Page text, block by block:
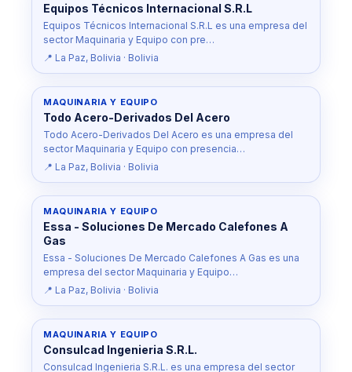
Equipos Técnicos Internacional S.R.L
Equipos Técnicos Internacional S.R.L es una empresa del
sector Maquinaria y Equipo con pre…
📍 La Paz, Bolivia · Bolivia
MAQUINARIA Y EQUIPO
Todo Acero-Derivados Del Acero
Todo Acero-Derivados Del Acero es una empresa del
sector Maquinaria y Equipo con presencia…
📍 La Paz, Bolivia · Bolivia
MAQUINARIA Y EQUIPO
Essa - Soluciones De Mercado Calefones A
Gas
Essa - Soluciones De Mercado Calefones A Gas es una
empresa del sector Maquinaria y Equipo…
📍 La Paz, Bolivia · Bolivia
MAQUINARIA Y EQUIPO
Consulcad Ingenieria S.R.L.
Consulcad Ingenieria S.R.L. es una empresa del sector